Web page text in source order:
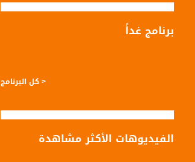
برنامج غداً
< كل البرنامج
الفيديوهات الأكثر مشاهدة